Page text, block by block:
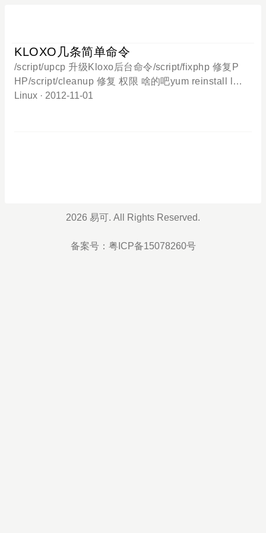
KLOXO几条简单命令
/script/upcp 升级Kloxo后台命令/script/fixphp 修复P
HP/script/cleanup 修复 权限 啥的吧yum reinstall lxp
hp -y 修复运行Kloxo的php服务命令
Linux · 2012-11-01
2026 易可. All Rights Reserved.
备案号： 粤ICP备15078260号